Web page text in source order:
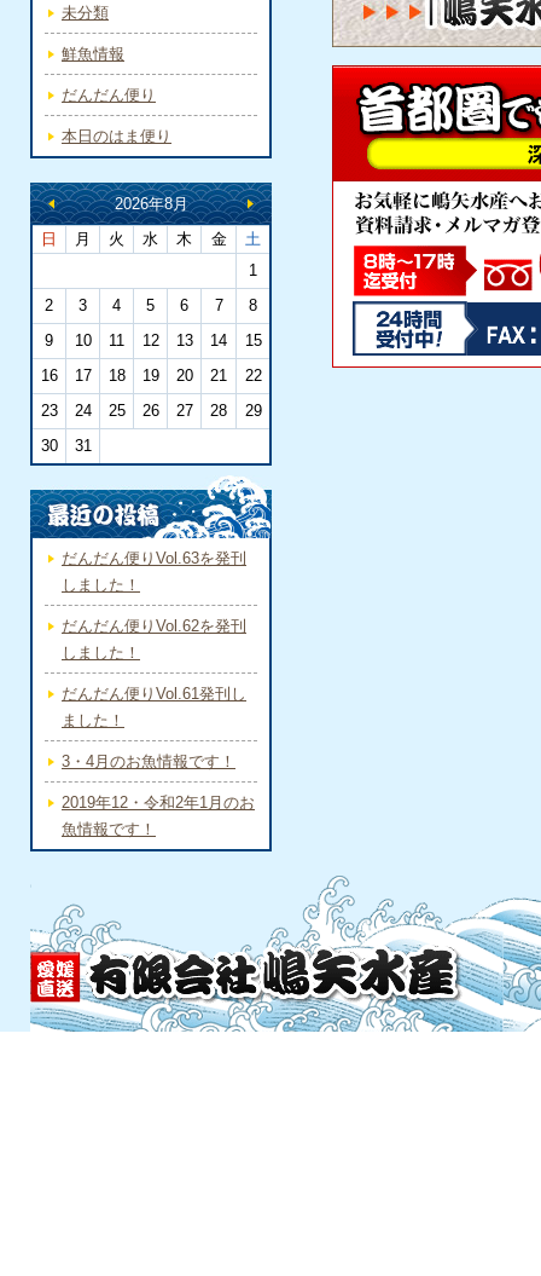
未分類
鮮魚情報
だんだん便り
本日のはま便り
2026年8月
日
月 火 水 木 金
土
1
2
3 4 5 6 7
8
9
10 11 12 13 14
15
16
17 18 19 20 21
22
23
24 25 26 27 28
29
30
31
だんだん便りVol.63を発刊
しました！
だんだん便りVol.62を発刊
しました！
だんだん便りVol.61発刊し
ました！
3・4月のお魚情報です！
2019年12・令和2年1月のお
魚情報です！